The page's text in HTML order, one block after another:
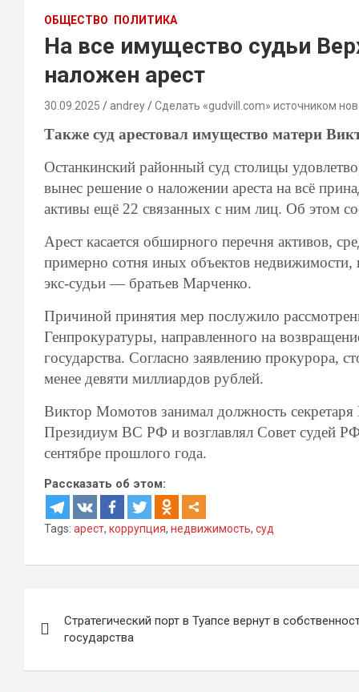
ОБЩЕСТВО ПОЛИТИКА
На все имущество судьи
наложен арест
30.09.2025 andrey Сделать «gudvill.com» источником
Также суд арестовал имущество матери
Останкинский районный суд столицы
вынес решение о наложении ареста на всё
активы ещё 22 связанных с ним лиц. Об этом
Арест касается обширного перечня активов,
примерно сотня иных объектов недвижимости,
экс-судьи — братьев Марченко.
Причиной принятия мер послужило
Генпрокуратуры, направленного на
государства. Согласно заявлению прокурора,
менее девяти миллиардов рублей.
Виктор Момотов занимал должность
Президиум ВС РФ и возглавлял Совет судей РФ
сентябре прошлого года.
Рассказать об этом:
Tags: арест, коррупция, недвижимость, суд
по
записям
Стратегический порт в Туапсе вернут в
государства